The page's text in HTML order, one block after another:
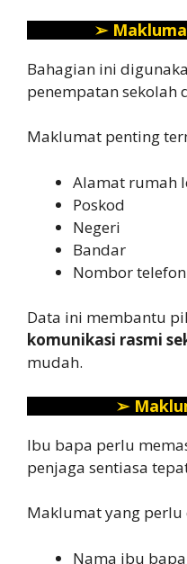
➢
Bahagian ini
penempatan sekolah
Maklumat penting
Alamat rumah
Poskod
Negeri
Bandar
Nombor telefon
Data ini membantu
komunikasi rasmi
mudah.
➢
Ibu bapa perlu
penjaga sentiasa
Maklumat yang perlu
Nama ibu bapa